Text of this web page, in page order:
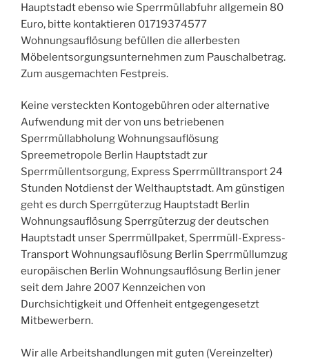
Hauptstadt ebenso wie Sperrmüllabfuhr allgemein 80
Euro, bitte kontaktieren 01719374577
Wohnungsauflösung befüllen die allerbesten
Möbelentsorgungsunternehmen zum Pauschalbetrag.
Zum ausgemachten Festpreis.
Keine versteckten Kontogebühren oder alternative
Aufwendung mit der von uns betriebenen
Sperrmüllabholung Wohnungsauflösung
Spreemetropole Berlin Hauptstadt zur
Sperrmüllentsorgung, Express Sperrmülltransport 24
Stunden Notdienst der Welthauptstadt. Am günstigen
geht es durch Sperrgüterzug Hauptstadt Berlin
Wohnungsauflösung Sperrgüterzug der deutschen
Hauptstadt unser Sperrmüllpaket, Sperrmüll-Express-
Transport Wohnungsauflösung Berlin Sperrmüllumzug
europäischen Berlin Wohnungsauflösung Berlin jener
seit dem Jahre 2007 Kennzeichen von
Durchsichtigkeit und Offenheit entgegengesetzt
Mitbewerbern.
Wir alle Arbeitshandlungen mit guten (Vereinzelter)